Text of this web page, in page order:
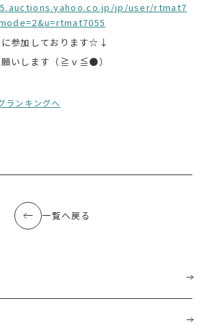
jp/user/rtmat7
参加しております☆↓
願いします（≧ｖ≦●）
ランキングへ
一覧へ戻る